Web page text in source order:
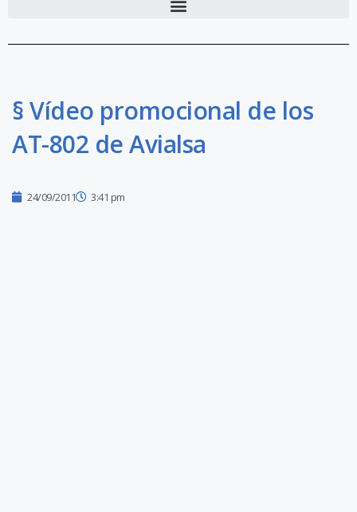
§ Vídeo promocional de los
AT-802 de Avialsa
24/09/2011 3:41 pm